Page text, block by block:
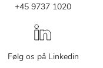
+45 9737 1020
Følg os på Linkedin